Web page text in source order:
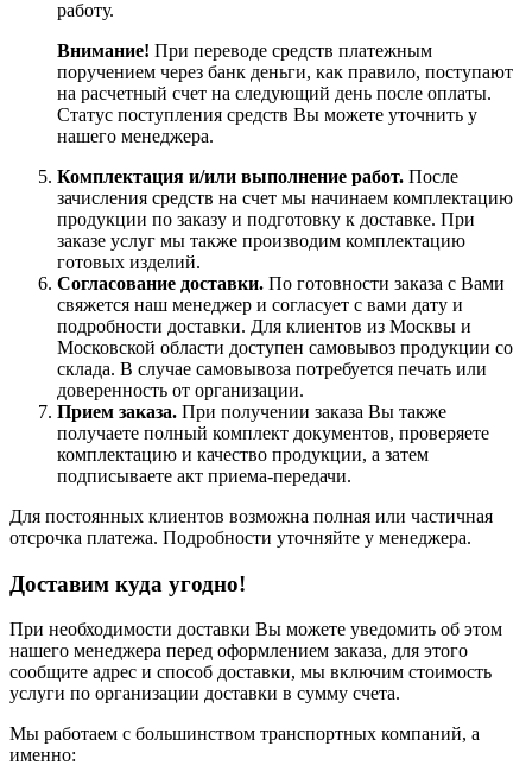
работу.
Внимание! При переводе средств платежным
поручением через банк деньги, как правило, поступают
на расчетный счет на следующий день после оплаты.
Статус поступления средств Вы можете уточнить у
нашего менеджера.
Комплектация и/или выполнение работ. После
зачисления средств на счет мы начинаем комплектацию
продукции по заказу и подготовку к доставке. При
заказе услуг мы также производим комплектацию
готовых изделий.
Согласование доставки. По готовности заказа с Вами
свяжется наш менеджер и согласует с вами дату и
подробности доставки. Для клиентов из Москвы и
Московской области доступен самовывоз продукции со
склада. В случае самовывоза потребуется печать или
доверенность от организации.
Прием заказа. При получении заказа Вы также
получаете полный комплект документов, проверяете
комплектацию и качество продукции, а затем
подписываете акт приема-передачи.
Для постоянных клиентов возможна полная или частичная
отсрочка платежа. Подробности уточняйте у менеджера.
Доставим куда угодно!
При необходимости доставки Вы можете уведомить об этом
нашего менеджера перед оформлением заказа, для этого
сообщите адрес и способ доставки, мы включим стоимость
услуги по организации доставки в сумму счета.
Мы работаем с большинством транспортных компаний, а
именно: